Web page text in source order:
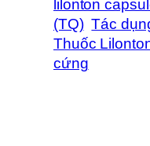
lilonton
(TQ) Tác
Thuốc
cứng